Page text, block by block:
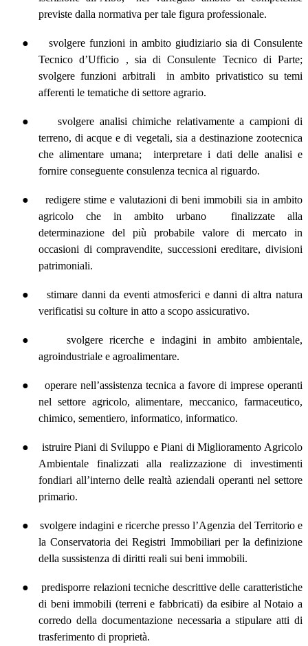
previste dalla normativa per tale figura professionale.
●
svolgere funzioni in ambito giudiziario sia di Consulente
Tecnico d’Ufficio , sia di Consulente Tecnico di Parte;
svolgere funzioni arbitrali
in ambito privatistico su temi
afferenti le tematiche di settore agrario.
●
svolgere analisi chimiche relativamente a campioni di
terreno, di acque e di vegetali, sia a destinazione zootecnica
che alimentare umana;
interpretare i dati delle analisi e
fornire conseguente consulenza tecnica al riguardo.
●
redigere stime e valutazioni di beni immobili sia in ambito
agricolo che in ambito urbano
finalizzate alla
determinazione del più probabile valore di mercato in
occasioni di compravendite, successioni ereditare, divisioni
patrimoniali.
●
stimare danni da eventi atmosferici e danni di altra natura
verificatisi su colture in atto a scopo assicurativo.
●
svolgere ricerche e indagini in ambito ambientale,
agroindustriale e agroalimentare.
●
operare nell’assistenza tecnica a favore di imprese operanti
nel settore agricolo, alimentare, meccanico, farmaceutico,
chimico, sementiero, informatico, informatico.
●
istruire Piani di Sviluppo e Piani di Miglioramento Agricolo
Ambientale finalizzati alla realizzazione di investimenti
fondiari all’interno delle realtà aziendali operanti nel settore
primario.
●
svolgere indagini e ricerche presso l’Agenzia del Territorio e
la Conservatoria dei Registri Immobiliari per la definizione
della sussistenza di diritti reali sui beni immobili.
●
predisporre relazioni tecniche descrittive delle caratteristiche
di beni immobili (terreni e fabbricati) da esibire al Notaio a
corredo della documentazione necessaria a stipulare atti di
trasferimento di proprietà.